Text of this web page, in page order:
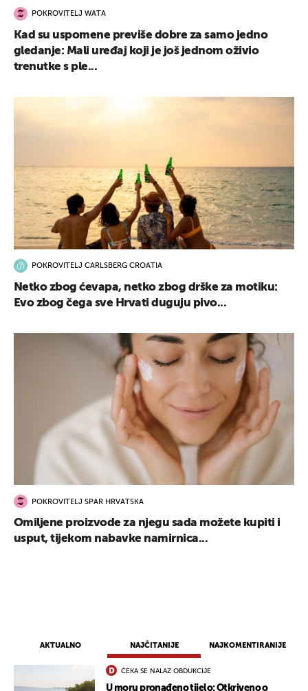
AKTUALNO NAJČITANIJE NAJKOMENTIRANIJE
ČEKA SE NALAZ OBDUKCIJE
U moru pronađeno tijelo: Otkriveno o
POKROVITELJ WATA
Kad su uspomene previše dobre za samo jedno
gledanje: Mali uređaj koji je još jednom oživio
trenutke s ple...
POKROVITELJ CARLSBERG CROATIA
Netko zbog ćevapa, netko zbog drške za motiku:
Evo zbog čega sve Hrvati duguju pivo...
POKROVITELJ SPAR HRVATSKA
Omiljene proizvode za njegu sada možete kupiti i
usput, tijekom nabavke namirnica...